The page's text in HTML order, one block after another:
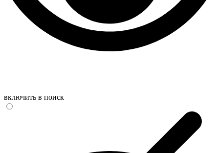
включить в поиск